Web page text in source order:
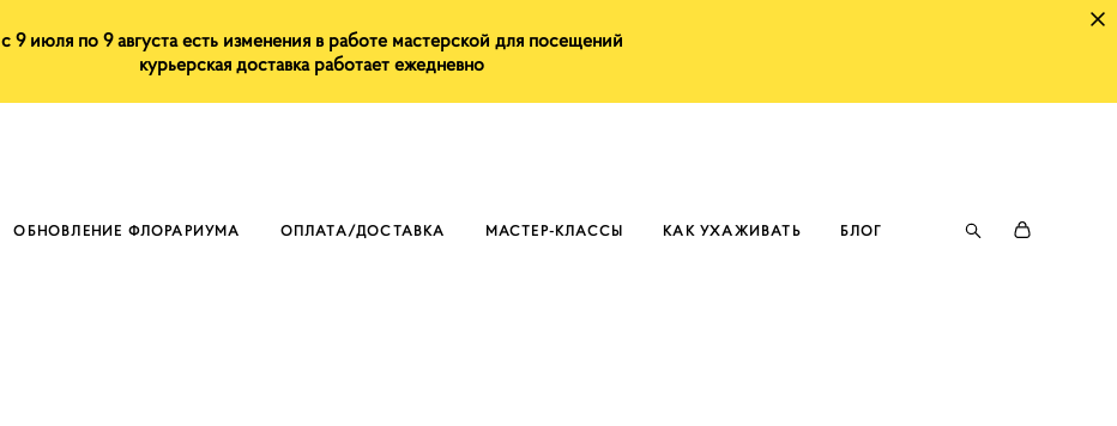
с 9 июля по 9 августа есть изменения в работе мастерской для посещений
курьерская доставка работает ежедневно
ОБНОВЛЕНИЕ ФЛОРАРИУМА ОПЛАТА/ДОСТАВКА МАСТЕР-КЛАССЫ КАК УХАЖИВАТЬ
БЛОГ